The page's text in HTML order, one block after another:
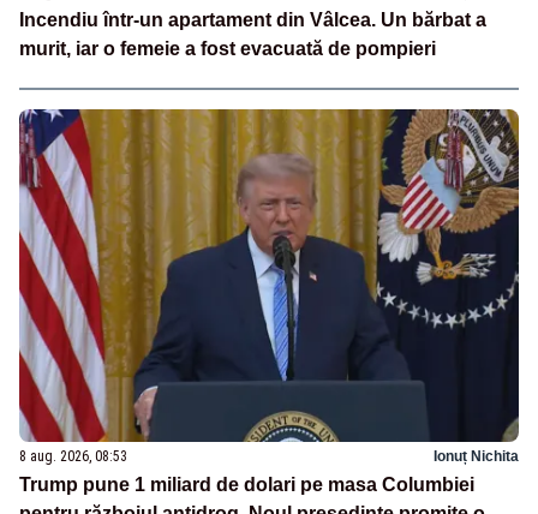
Incendiu într-un apartament din Vâlcea. Un bărbat a
murit, iar o femeie a fost evacuată de pompieri
8 aug. 2026, 08:53 Ionuț Nichita
Trump pune 1 miliard de dolari pe masa Columbiei